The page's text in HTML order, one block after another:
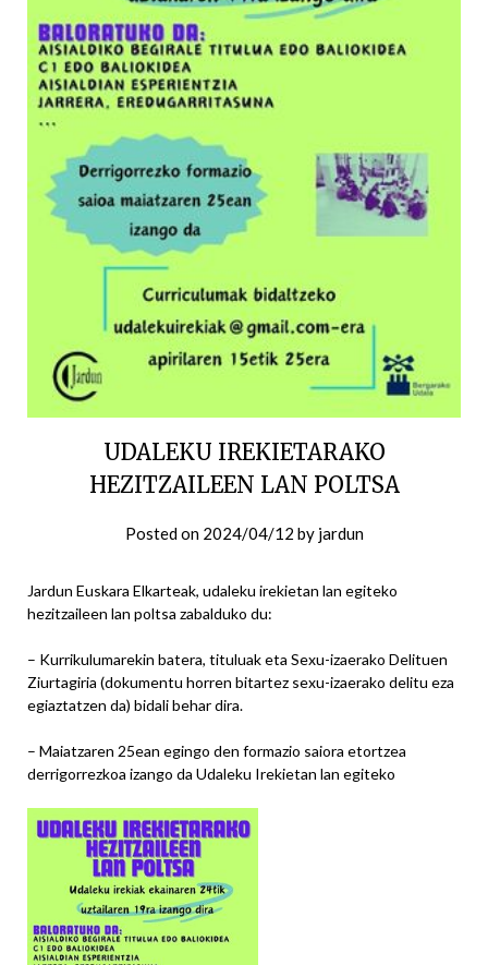
UDALEKU IREKIETARAKO
HEZITZAILEEN LAN POLTSA
Posted on 2024/04/12 by jardun
Jardun Euskara Elkarteak, udaleku irekietan lan egiteko
hezitzaileen lan poltsa zabalduko du:
– Kurrikulumarekin batera, tituluak eta Sexu-izaerako Delituen
Ziurtagiria (dokumentu horren bitartez sexu-izaerako delitu eza
egiaztatzen da) bidali behar dira.
– Maiatzaren 25ean egingo den formazio saiora etortzea
derrigorrezkoa izango da Udaleku Irekietan lan egiteko